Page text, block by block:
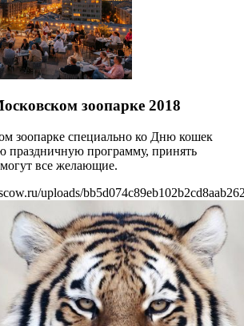
зоопарке 2018
зоопарке специально ко Дню кошек
праздничную программу, принять
все желающие.
uploads/